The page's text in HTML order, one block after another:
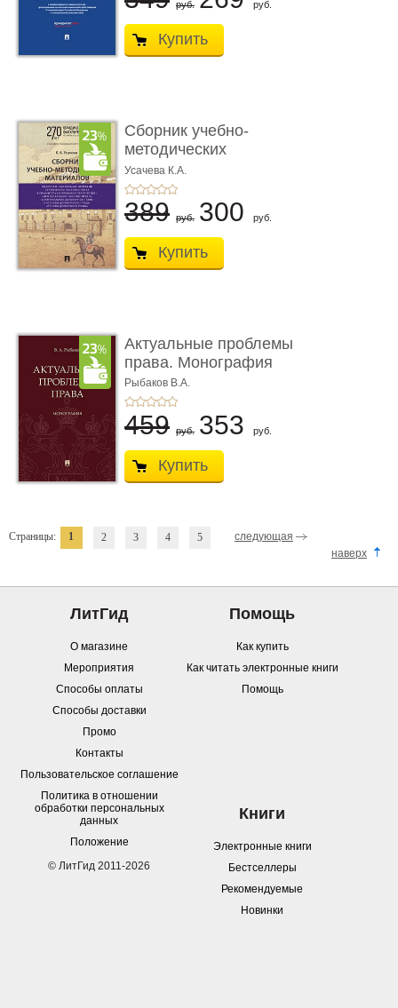
руб. руб.
Купить
Сборник учебно-
методических
материалов по кур ...
Усачева К.А.
389 руб. 300 руб.
Купить
Актуальные проблемы
права. Монография
Рыбаков В.А.
459 руб. 353 руб.
Купить
Страницы: 1 2 3 4 5
следующая
наверх
ЛитГид
О магазине
Мероприятия
Способы оплаты
Способы доставки
Промо
Контакты
Пользовательское соглашение
Политика в отношении
обработки персональных
данных
Положение
© ЛитГид 2011-2026
Помощь
Как купить
Как читать электронные книги
Помощь
Книги
Электронные книги
Бестселлеры
Рекомендуемые
Новинки